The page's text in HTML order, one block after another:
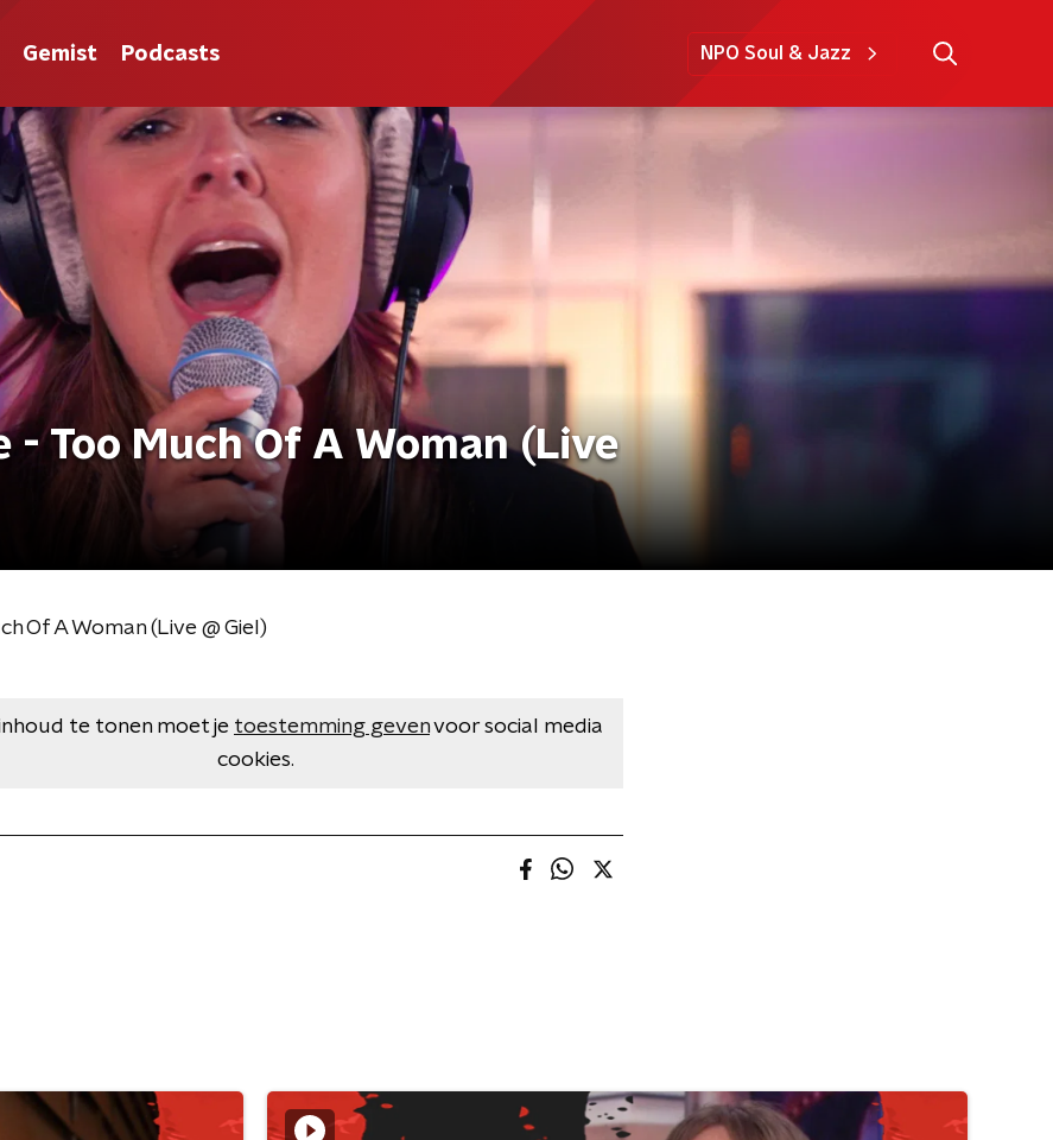
Gemist Podcasts NPO Soul & Jazz
Too Much Of A Woman (Live
Of A Woman (Live @ Giel)
te tonen moet je toestemming gevenvoor social media
cookies.